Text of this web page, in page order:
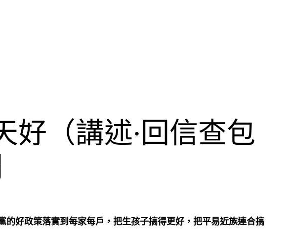
好（講述·回信查包
好政策落實到每家每戶，把生孩子搞得更好，把平易近族連合搞